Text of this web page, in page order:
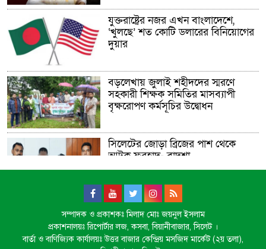
যুক্তরাষ্ট্রের নজর এখন বাংলাদেশে,
‘খুলছে’ শত কোটি ডলারের বিনিয়োগের
দুয়ার
বড়লেখায় জুলাই শহীদদের স্মরণে
সহকারী শিক্ষক সমিতির মাসব্যাপী
বৃক্ষরোপণ কর্মসূচির উদ্বোধন
সিলেটের জোড়া ব্রিজের পাশ থেকে
আটক ফরহাদ- বাদশা
জুলাই আন্দোলন ছাত্র-জনতার বীরত্বের
স্মারকস্তম্ভ: বিয়ানীবাজারের ইউএনও
সম্পাদক ও প্রকাশকঃ মিলাদ মোঃ জয়নুল ইসলাম
প্রকাশনালয়ঃ রিপোর্টার লজ, কসবা, বিয়ানীবাজার, সিলেট ।
বার্তা ও বাণিজ্যিক কার্যালয়ঃ উত্তর বাজার কেন্দ্রিয় মসজিদ মার্কেট (২য় তলা),